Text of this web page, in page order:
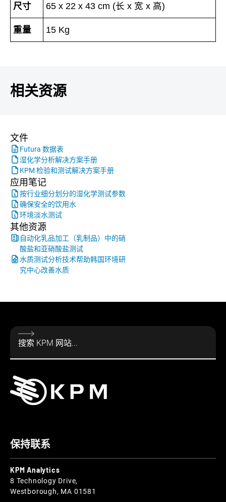
尺寸 65 x 22 x 43 cm (长 x 宽 x 高)
重量 15 Kg
相关资源
文件
Futura 数据表
湿化学分析解决方案手册
KPM 检验和测试解决方案手册
应用笔记
按行业细分划分的湿化学测试参数
确保安全的饮用水
环境淡水测试
其他资源
自动化乳品加工（乳制品）中的硝
酸盐和亚硝酸盐测试
水质测试分析技术帮助韩国环境研
究中心改善水质
保持联系
KPM Analytics
8 Technology Drive,
Westborough, MA 01581